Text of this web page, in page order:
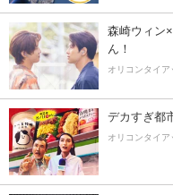
森崎ウィン
ん！
オリコンタイア
デカすぎ都
オリコンタイア